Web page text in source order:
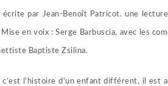
écrite par Jean-Benoît Patricot. une
Mise en voix : Serge Barbuscia, avec les
Baptiste Zsilina.
c’est l’histoire d’un enfant différent, il est